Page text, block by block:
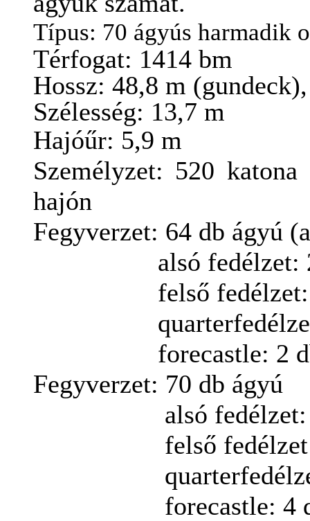
Típus: 70 ágyús harmadik
Térfogat: 1414 bm
Hossz: 48,8 m (
Szélesség: 13,7 m
Hajóűr: 5,9 m
Személyzet: 520 katona
hajón
Fegyverzet: 64 db ágyú
alsó fedélzet:
felső
quarterfedélzet:
forecastle: 2
Fegyverzet: 70 db ágyú
alsó
felső
forecastle: 4